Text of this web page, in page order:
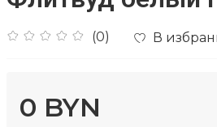
(0) В
0 BYN